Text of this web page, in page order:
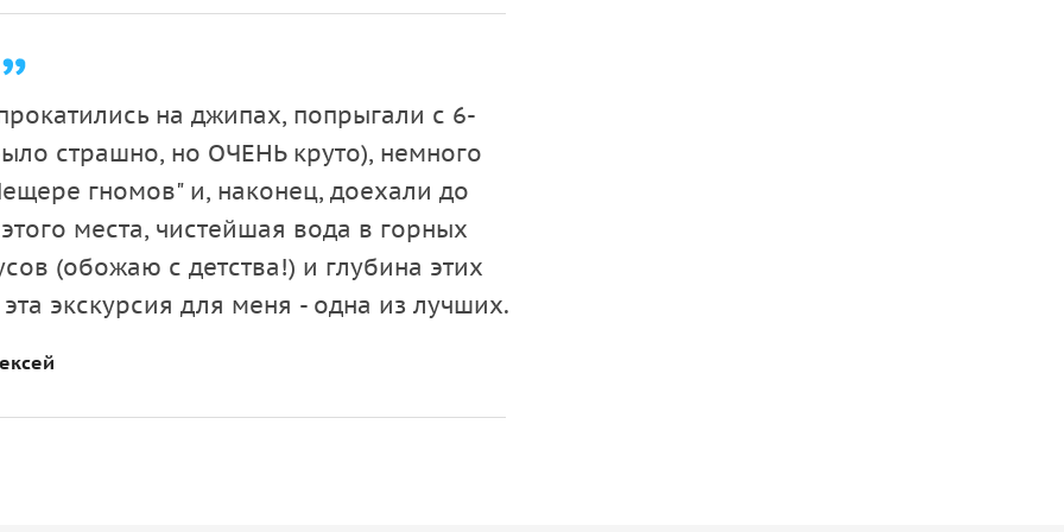
крутые склоны и живописные деревенские
Таврские горы и побережье Средиземного
трав.
Спустившись в её прохладные залы, вы
миллионы лет создавала вода. Причудливые
что здесь действительно живут
на джипах, попрыгали с 6-
страшно, но ОЧЕНЬ круто), немного
гномов" и, наконец, доехали до
места, чистейшая вода в горных
(обожаю с детства!) и глубина этих
экскурсия для меня - одна из лучших.